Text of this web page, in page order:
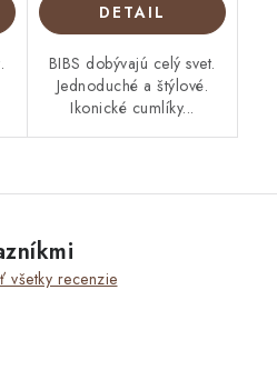
DETAIL
BIBS dobývajú celý svet.
Jednoduché a štýlové.
Ikonické cumlíky...
všetky recenzie